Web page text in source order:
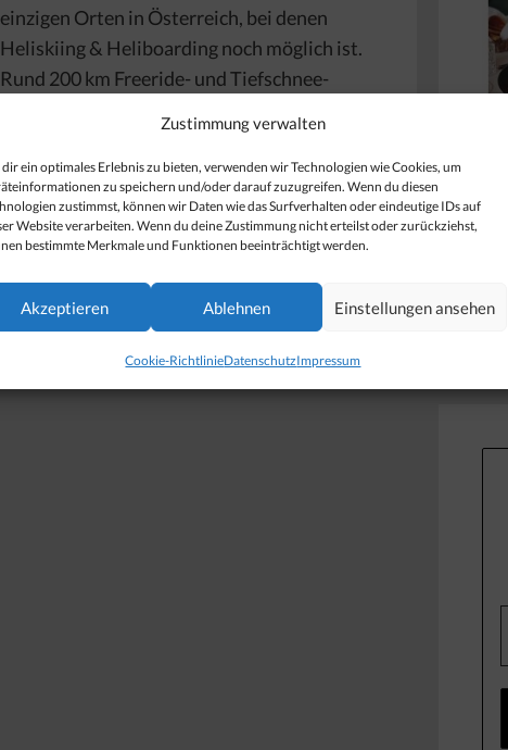
Zustimmung verwalten
dir ein optimales Erlebnis zu bieten, verwenden wir Technologien wie Cookies, um
zu speichern und/oder darauf zuzugreifen. Wenn du diesen
zustimmst, können wir Daten wie das Surfverhalten oder eindeutige IDs auf
Website verarbeiten. Wenn du deine Zustimmung nicht erteilst oder zurückziehst,
bestimmte Merkmale und Funktionen beeinträchtigt werden.
Akzeptieren Ablehnen Einstellungen ansehen
Cookie-RichtlinieDatenschutzImpressum
einzigen Orten in Österreich, bei denen
Heliskiing & Heliboarding noch möglich ist.
Rund 200 km Freeride- und Tiefschnee-
deshalb auch als Freeride-Mekka in der
ganzen Welt bekannt. Die Freeride-
…[…]